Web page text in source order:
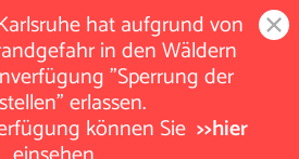
hat aufgrund von
in den Wäldern
"Sperrung der
erlassen.
können Sie >>hier